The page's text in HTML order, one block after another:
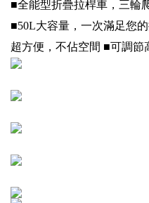
■全能型折疊拉桿車，三輪
■50L大容量，一次滿足您
超方便，不佔空間 ■可調節